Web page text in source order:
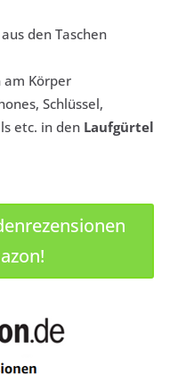
den Taschen
am Körper
Schlüssel,
etc. in den Laufgürtel